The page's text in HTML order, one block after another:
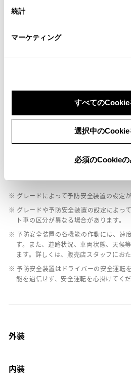
設定の変更、同意を撤回したりす
「Cookie（クッキー）情報の取り扱
統計
マーケティング
すべてのCookie
選択中のCookie
必須のCookie
ｲﾝﾃﾘｼﾞｪﾝﾄｸﾘｱﾗﾝｽｿﾅｰ・ｽﾏｰﾄｱｼｽﾄ
パノラミックビューモニター（全周
バックモニター
※ グレードによって予防安全装置の設定
※ グレードや予防安全装置の設定によっ
ト車の区分が異なる場合があります。
※ 予防安全装置の各機能の作動には、速
す。また、道路状況、車両状態、天候
ます。詳しくは、販売店スタッフにお
※ 予防安全装置はドライバーの安全運転
能を過信せず、安全運転を心掛けてくだ
外装
内装